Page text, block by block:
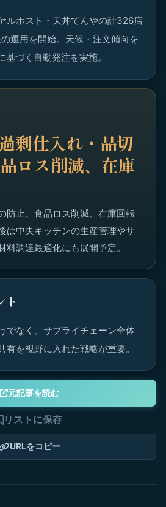
ルホスト・天丼てんやの計326店
運用を開始。天候・注文傾向を
づく自動発注を実施。
剰仕入れ・品切
ロス削減、在庫
防止、食品ロス削減、在庫回転
は中央キッチンの生産管理やサ
料調達最適化にも展開予定。
ト
でなく、サプライチェーン全体
有を視野に入れた戦略が重要。
元記事を読む
リストに保存
URLをコピー